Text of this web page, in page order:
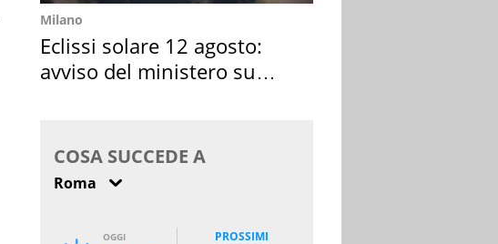
Milano
Eclissi solare 12 agosto:
avviso del ministero su